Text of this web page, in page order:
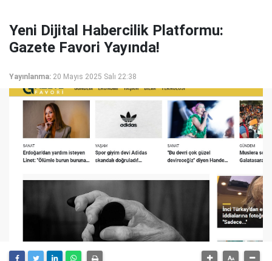
Yeni Dijital Habercilik Platformu:
Gazete Favori Yayında!
Yayınlanma: 20 Mayıs 2025 Salı 22:38